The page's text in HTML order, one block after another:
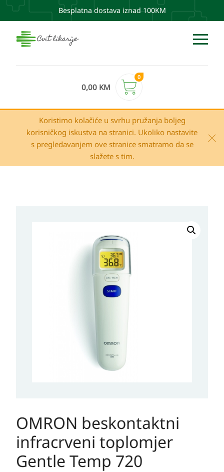
Besplatna dostava iznad 100KM
0,00 KM
0
Koristimo kolačiće u svrhu pružanja boljeg
korisničkog iskustva na stranici. Ukoliko nastavite
s pregledavanjem ove stranice smatramo da se
slažete s tim.
OMRON beskontaktni
infracrveni toplomjer
Gentle Temp 720